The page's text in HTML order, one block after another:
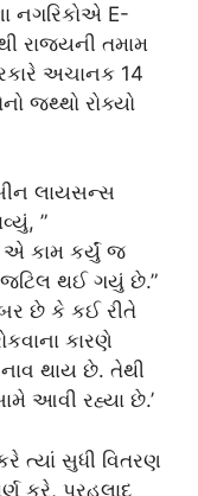
નગરિકોએ E-
રાજ્યની તમામ
અચાનક 14
જથ્થો રોક્યો
લાયસન્સ
”
કામ કર્યું જ
જટિલ થઈ ગયું છે.”
છે કે કઈ રીતે
કારણે
થાય છે. તેથી
આવી રહ્યા છે.’
ત્યાં સુધી વિતરણ
કરે, પ્રહલાદ